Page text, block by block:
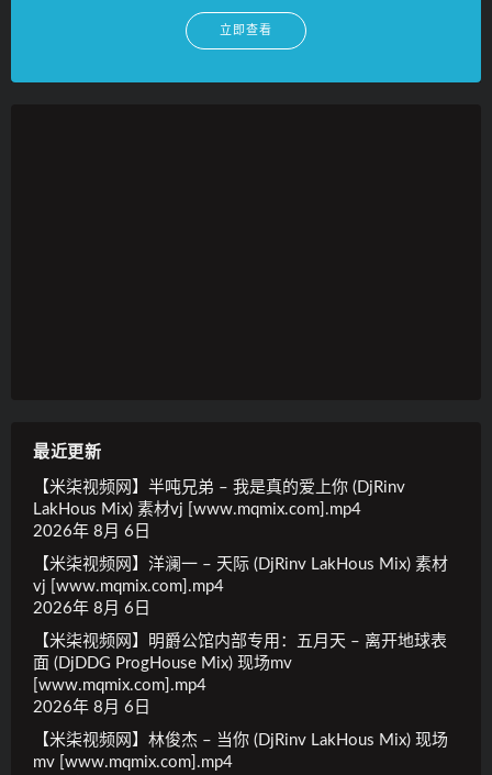
立即查看
最近更新
【米柒视频网】半吨兄弟 – 我是真的爱上你 (DjRinv
LakHous Mix) 素材vj [www.mqmix.com].mp4
2026年 8月 6日
【米柒视频网】洋澜一 – 天际 (DjRinv LakHous Mix) 素材
vj [www.mqmix.com].mp4
2026年 8月 6日
【米柒视频网】明爵公馆内部专用：五月天 – 离开地球表
面 (DjDDG ProgHouse Mix) 现场mv
[www.mqmix.com].mp4
2026年 8月 6日
【米柒视频网】林俊杰 – 当你 (DjRinv LakHous Mix) 现场
mv [www.mqmix.com].mp4